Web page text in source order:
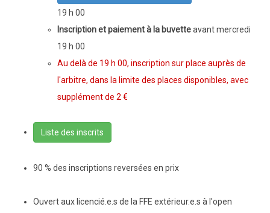
19 h 00
Inscription et paiement à la buvetteavant mercredi
19 h 00
Au delà de 19 h 00, inscription sur place auprès de
l'arbitre, dans la limite des places disponibles, avec
supplément de 2 €
Liste des inscrits
90 % des inscriptions reversées en prix
Ouvert aux licencié.e.s de la FFE extérieur.e.s à l'open